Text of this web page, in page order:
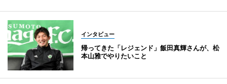
インタビュー
帰ってきた「レジェンド」飯田真輝さんが、松
本山雅でやりたいこと